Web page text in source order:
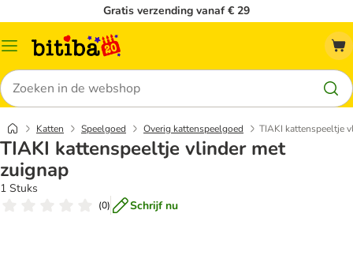
Gratis verzending vanaf € 29
Catalogusmenu
Zoeken
Katten Speelgoed Overig kattenspeelgoed TIAKI kattenspeeltje
TIAKI kattenspeeltje vlinder met
zuignap
1 Stuks
(0) Schrijf nu